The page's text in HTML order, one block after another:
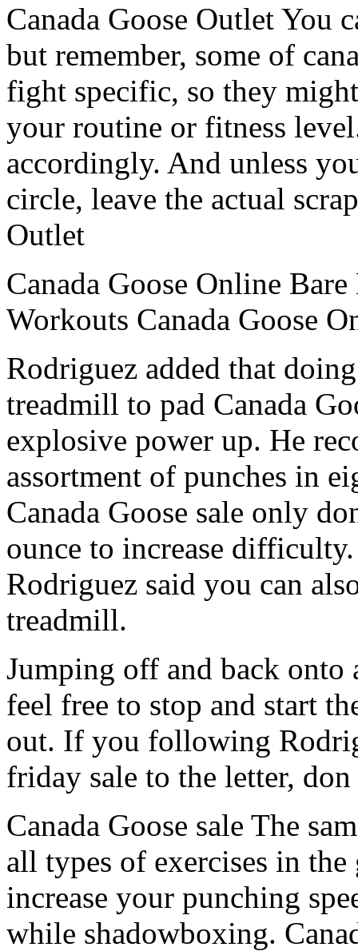
Canada Goose Outlet You
but remember, some of
fight specific, so they
your routine or fitness
accordingly. And unless
circle, leave the actual
Outlet
Canada Goose Online
Workouts Canada Goose
Rodriguez added that
treadmill to pad Canada
explosive power up. He
assortment of punches in
Canada Goose sale only
ounce to increase
Rodriguez said you can
treadmill.
Jumping off and back onto
feel free to stop and start
out. If you following
friday sale to the letter,
Canada Goose sale The
all types of exercises in
increase your punching
while shadowboxing.